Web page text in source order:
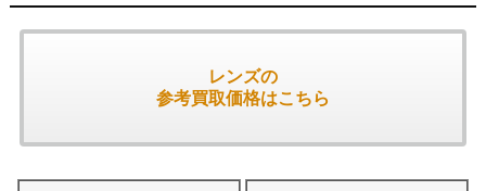
レンズの
参考買取価格はこちら